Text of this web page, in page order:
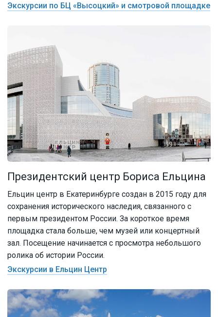
Экскурсии по БЦ «Высоцкий» и смотровой площадке
Президентский центр Бориса Ельцина
Ельцин центр в Екатеринбурге создан в 2015 году для
сохранения исторического наследия, связанного с
первым президентом России. За короткое время
площадка стала больше, чем музей или концертный
зал. Посещение начинается с просмотра небольшого
ролика об истории России.
Экскурсии в Ельцин Центр